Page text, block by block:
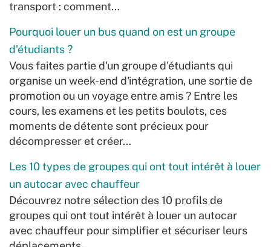
transport : comment…
Pourquoi louer un bus quand on est un groupe
d’étudiants ?
Vous faites partie d'un groupe d'étudiants qui
organise un week-end d'intégration, une sortie de
promotion ou un voyage entre amis ? Entre les
cours, les examens et les petits boulots, ces
moments de détente sont précieux pour
décompresser et créer…
Les 10 types de groupes qui ont tout intérêt à louer
un autocar avec chauffeur
Découvrez notre sélection des 10 profils de
groupes qui ont tout intérêt à louer un autocar
avec chauffeur pour simplifier et sécuriser leurs